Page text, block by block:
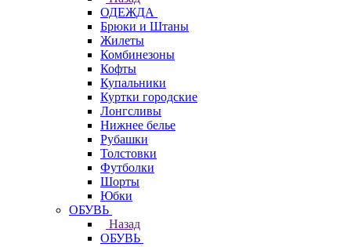
ОДЕЖДА
Брюки и Штаны
Жилеты
Комбинезоны
Кофты
Купальники
Куртки городские
Лонгсливы
Нижнее белье
Рубашки
Толстовки
Футболки
Шорты
Юбки
ОБУВЬ
Назад
ОБУВЬ